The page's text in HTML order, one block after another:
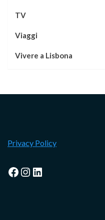
TV
Viaggi
Vivere a Lisbona
Privacy Policy
Facebook
Instagram
LinkedIn